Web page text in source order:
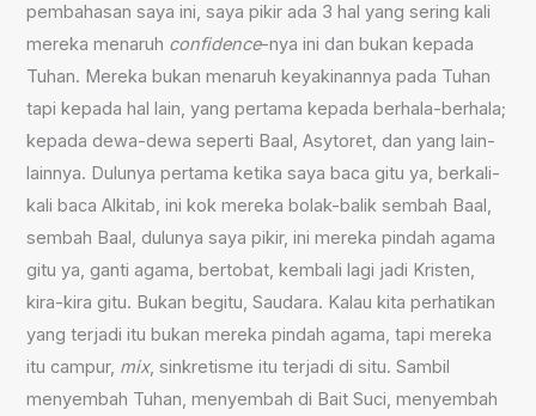
pembahasan saya ini, saya pikir ada 3 hal yang sering kali
mereka menaruh confidence-nya ini dan bukan kepada
Tuhan. Mereka bukan menaruh keyakinannya pada Tuhan
tapi kepada hal lain, yang pertama kepada berhala-berhala;
kepada dewa-dewa seperti Baal, Asytoret, dan yang lain-
lainnya. Dulunya pertama ketika saya baca gitu ya, berkali-
kali baca Alkitab, ini kok mereka bolak-balik sembah Baal,
sembah Baal, dulunya saya pikir, ini mereka pindah agama
gitu ya, ganti agama, bertobat, kembali lagi jadi Kristen,
kira-kira gitu. Bukan begitu, Saudara. Kalau kita perhatikan
yang terjadi itu bukan mereka pindah agama, tapi mereka
itu campur, mix, sinkretisme itu terjadi di situ. Sambil
menyembah Tuhan, menyembah di Bait Suci, menyembah